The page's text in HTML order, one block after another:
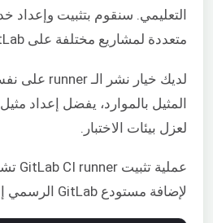
متعددة لمشاريع مختلفة على GitLab.
المثيل بالموارد، يفضل إعداد مثيل CI runner منفصل. أياً كان التكوين الذي تختار المضي قدمًا فيه،
لعزل بيئات الاختبار.
عملية تثبيت GitLab CI runner تشبه تلك الخاصة بـ
لإضافة مستودع GitLab الرسمي إلى مصادر apt باستخدام الأمر التالي: